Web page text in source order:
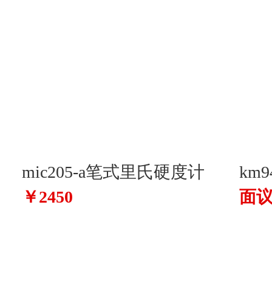
mic205-a笔式里氏硬度计
th-1100
￥2450
仪
面